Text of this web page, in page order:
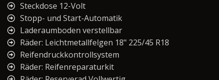
Steckdose 12-Volt
Stopp- und Start-Automatik
Laderaumboden verstellbar
Räder: Leichtmetallfelgen 18" 225/45 R18
Reifendruckkontrollsystem
Räder: Reifenreparaturkit